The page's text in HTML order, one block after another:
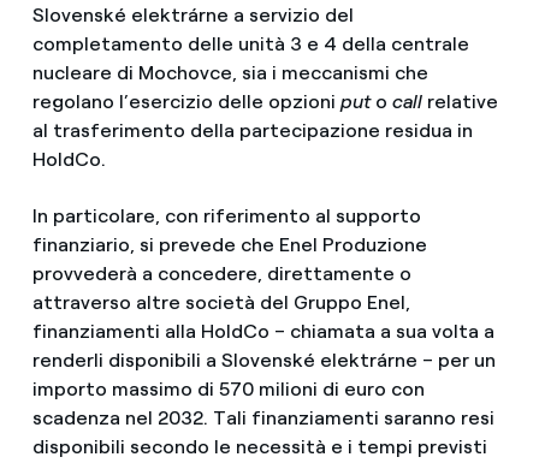
Slovenské elektrárne a servizio del
completamento delle unità 3 e 4 della centrale
nucleare di Mochovce, sia i meccanismi che
regolano l’esercizio delle opzioni puto callrelative
al trasferimento della partecipazione residua in
HoldCo.
In particolare, con riferimento al supporto
finanziario, si prevede che Enel Produzione
provvederà a concedere, direttamente o
attraverso altre società del Gruppo Enel,
finanziamenti alla HoldCo – chiamata a sua volta a
renderli disponibili a Slovenské elektrárne – per un
importo massimo di 570 milioni di euro con
scadenza nel 2032. Tali finanziamenti saranno resi
disponibili secondo le necessità e i tempi previsti